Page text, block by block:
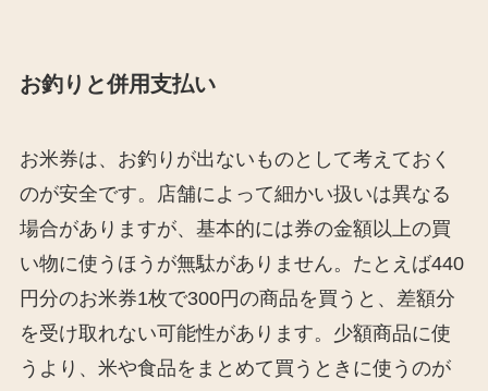
お釣りと併用支払い
お米券は、お釣りが出ないものとして考えておく
のが安全です。店舗によって細かい扱いは異なる
場合がありますが、基本的には券の金額以上の買
い物に使うほうが無駄がありません。たとえば440
円分のお米券1枚で300円の商品を買うと、差額分
を受け取れない可能性があります。少額商品に使
うより、米や食品をまとめて買うときに使うのが